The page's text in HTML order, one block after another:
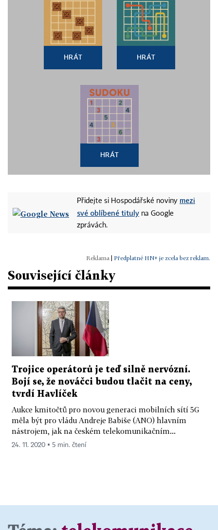
HRÁT HRÁT
HRÁT
Přidejte si Hospodářské noviny mezi
své oblíbené tituly na Google
zprávách.
Předplatné HN+ je zcela bez reklam.
Související články
Trojice operátorů je teď silně nervózní.
Bojí se, že nováčci budou tlačit na ceny,
tvrdí Havlíček
Aukce kmitočtů pro novou generaci mobilních sítí 5G
měla být pro vládu Andreje Babiše (ANO) hlavním
nástrojem, jak na českém telekomunikačním...
24. 11. 2020 ▪ 5 min. čtení